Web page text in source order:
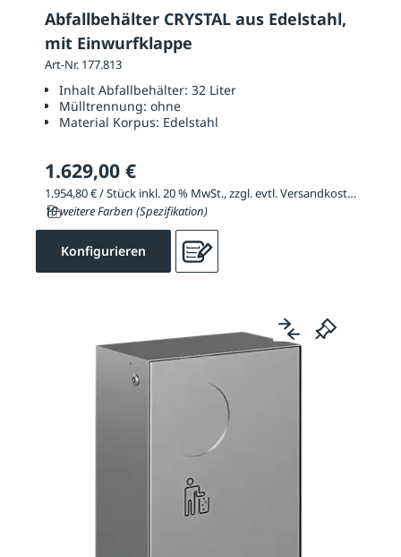
Abfallbehälter CRYSTAL aus Edelstahl,
mit Einwurfklappe
Art-Nr. 177.813
Inhalt Abfallbehälter: 32 Liter
Mülltrennung: ohne
Material Korpus: Edelstahl
1.629,00 €
1.954,80 € / Stück inkl. 20 % MwSt., zzgl. evtl. Versandkosten
10 weitere Farben (Spezifikation)
Konfigurieren